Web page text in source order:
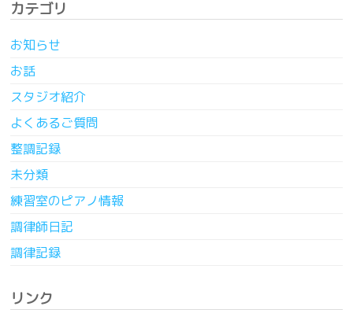
カテゴリ
お知らせ
お話
スタジオ紹介
よくあるご質問
整調記録
未分類
練習室のピアノ情報
調律師日記
調律記録
リンク